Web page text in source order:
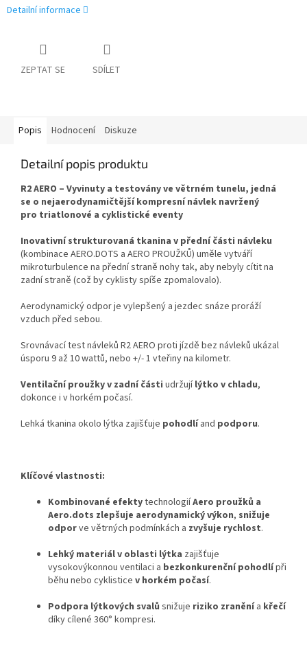
Detailní informace
ZEPTAT SE SDÍLET
Popis Hodnocení Diskuze
Detailní popis produktu
R2 AERO – Vyvinuty a testovány ve větrném tunelu, jedná
se o nejaerodynamičtější kompresní návlek navržený
pro triatlonové a cyklistické eventy
Inovativní strukturovaná tkanina v přední části návleku
(kombinace AERO.DOTS a AERO PROUŽKŮ) uměle vytváří
mikroturbulence na přední straně nohy tak, aby nebyly cítit na
zadní straně (což by cyklisty spíše zpomalovalo).
Aerodynamický odpor je vylepšený a jezdec snáze proráží
vzduch před sebou.
Srovnávací test návleků R2 AERO proti jízdě bez návleků ukázal
úsporu 9 až 10 wattů, nebo +/- 1 vteřiny na kilometr.
Ventilační proužky v zadní části udržujílýtko v chladu,
dokonce i v horkém počasí.
Lehká tkanina okolo lýtka zajišťuje pohodlíand podporu.
Klíčové vlastnosti:
Kombinované efektytechnologiíAero proužků a
Aero.dots zlepšuje aerodynamický výkon, snižuje
odporve větrných podmínkách a zvyšuje rychlost.
Lehký materiál v oblasti lýtka zajišťuje
vysokovýkonnou ventilaci a bezkonkurenční pohodlípři
běhu nebo cyklistice v horkém počasí.
Podpora lýtkových svalů snižuje riziko zraněnía křečí
díky cílené 360° kompresi.